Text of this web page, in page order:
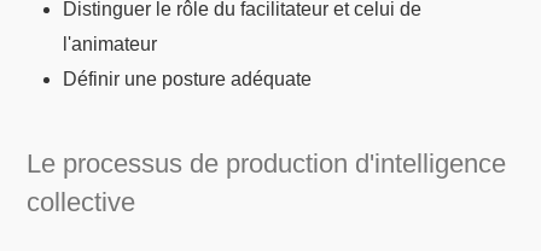
Distinguer le rôle du facilitateur et celui de
l'animateur
Définir une posture adéquate
Le processus de production d'intelligence
collective